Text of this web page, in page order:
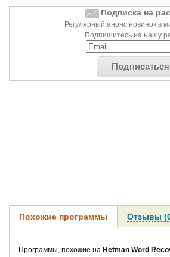
Подписка на
Регулярный анонс новинок в
Подпишитесь на нашу
Подписаться
Похожие программы Отзывы
Программы, похожие на Hetman Word